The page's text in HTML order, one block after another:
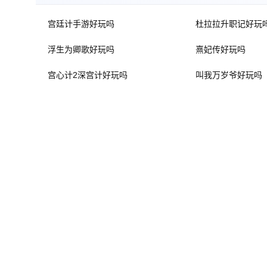
宫廷计手游好玩吗 杜拉拉升职记好玩
浮生为卿歌好玩吗 熹妃传好玩吗
宫心计2深宫计好玩吗 叫我万岁爷好玩吗